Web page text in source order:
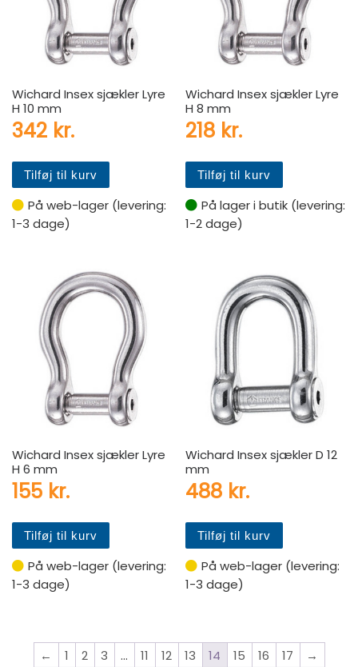
Wichard Insex sjækler Lyre
H 10 mm
342 kr.
Tilføj til kurv
På web-lager (levering:
1-3 dage)
Wichard Insex sjækler Lyre
H 8 mm
218 kr.
Tilføj til kurv
På lager i butik (levering:
1-2 dage)
Wichard Insex sjækler Lyre
H 6 mm
155 kr.
Tilføj til kurv
På web-lager (levering:
1-3 dage)
Wichard Insex sjækler D 12
mm
488 kr.
Tilføj til kurv
På web-lager (levering:
1-3 dage)
← 1 2 3 … 11 12 13 14 15 16 17 →